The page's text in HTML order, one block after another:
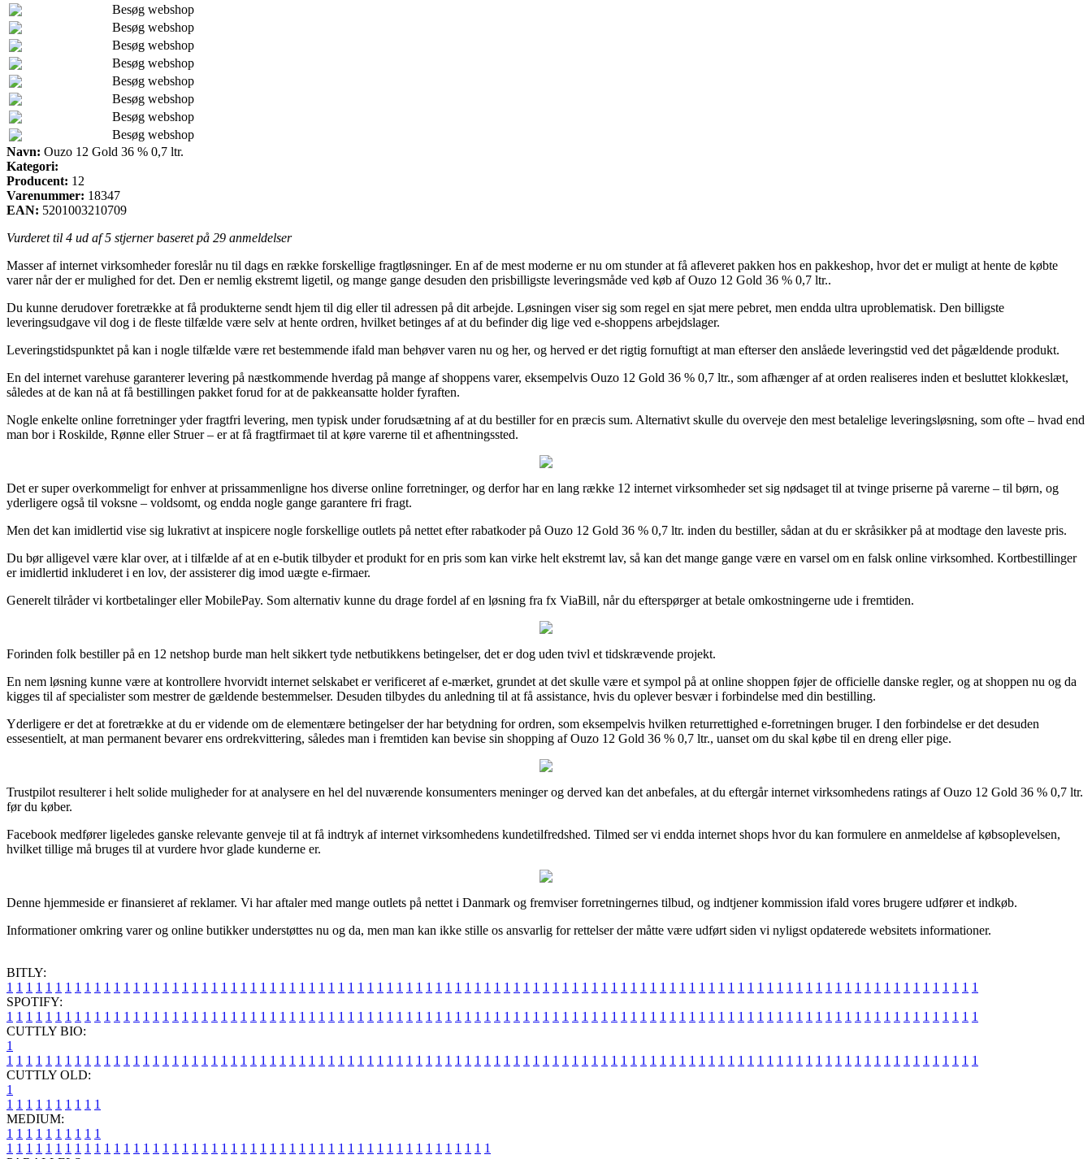
Besøg webshop
Besøg webshop
Besøg webshop
Besøg webshop
Besøg webshop
Besøg webshop
Besøg webshop
Besøg webshop
Navn: Ouzo 12 Gold 36 % 0,7 ltr.
Kategori:
Producent: 12
Varenummer: 18347
EAN: 5201003210709
Vurderet til 4 ud af 5 stjerner baseret på 29 anmeldelser
Masser af internet virksomheder foreslår nu til dags en række forskellige fragtløsninger. En af de mest moderne er nu om stunder at få afleveret pakken hos en pakkeshop, hvor det er muligt at hente de købte
varer når der er mulighed for det. Den er nemlig ekstremt ligetil, og mange gange desuden den prisbilligste leveringsmåde ved køb af Ouzo 12 Gold 36 % 0,7 ltr..
Du kunne derudover foretrække at få produkterne sendt hjem til dig eller til adressen på dit arbejde. Løsningen viser sig som regel en sjat mere pebret, men endda ultra uproblematisk. Den billigste
leveringsudgave vil dog i de fleste tilfælde være selv at hente ordren, hvilket betinges af at du befinder dig lige ved e-shoppens arbejdslager.
Leveringstidspunktet på kan i nogle tilfælde være ret bestemmende ifald man behøver varen nu og her, og herved er det rigtig fornuftigt at man efterser den anslåede leveringstid ved det pågældende produkt.
En del internet varehuse garanterer levering på næstkommende hverdag på mange af shoppens varer, eksempelvis Ouzo 12 Gold 36 % 0,7 ltr., som afhænger af at orden realiseres inden et besluttet klokkeslæt,
således at de kan nå at få bestillingen pakket forud for at de pakkeansatte holder fyraften.
Nogle enkelte online forretninger yder fragtfri levering, men typisk under forudsætning af at du bestiller for en præcis sum. Alternativt skulle du overveje den mest betalelige leveringsløsning, som ofte – hvad end
man bor i Roskilde, Rønne eller Struer – er at få fragtfirmaet til at køre varerne til et afhentningssted.
Det er super overkommeligt for enhver at prissammenligne hos diverse online forretninger, og derfor har en lang række 12 internet virksomheder set sig nødsaget til at tvinge priserne på varerne – til børn, og
yderligere også til voksne – voldsomt, og endda nogle gange garantere fri fragt.
Men det kan imidlertid vise sig lukrativt at inspicere nogle forskellige outlets på nettet efter rabatkoder på Ouzo 12 Gold 36 % 0,7 ltr. inden du bestiller, sådan at du er skråsikker på at modtage den laveste pris.
Du bør alligevel være klar over, at i tilfælde af at en e-butik tilbyder et produkt for en pris som kan virke helt ekstremt lav, så kan det mange gange være en varsel om en falsk online virksomhed. Kortbestillinger
er imidlertid inkluderet i en lov, der assisterer dig imod uægte e-firmaer.
Generelt tilråder vi kortbetalinger eller MobilePay. Som alternativ kunne du drage fordel af en løsning fra fx ViaBill, når du efterspørger at betale omkostningerne ude i fremtiden.
Forinden folk bestiller på en 12 netshop burde man helt sikkert tyde netbutikkens betingelser, det er dog uden tvivl et tidskrævende projekt.
En nem løsning kunne være at kontrollere hvorvidt internet selskabet er verificeret af e-mærket, grundet at det skulle være et sympol på at online shoppen føjer de officielle danske regler, og at shoppen nu og da
kigges til af specialister som mestrer de gældende bestemmelser. Desuden tilbydes du anledning til at få assistance, hvis du oplever besvær i forbindelse med din bestilling.
Yderligere er det at foretrække at du er vidende om de elementære betingelser der har betydning for ordren, som eksempelvis hvilken returrettighed e-forretningen bruger. I den forbindelse er det desuden
essesentielt, at man permanent bevarer ens ordrekvittering, således man i fremtiden kan bevise sin shopping af Ouzo 12 Gold 36 % 0,7 ltr., uanset om du skal købe til en dreng eller pige.
Trustpilot resulterer i helt solide muligheder for at analysere en hel del nuværende konsumenters meninger og derved kan det anbefales, at du eftergår internet virksomhedens ratings af Ouzo 12 Gold 36 % 0,7 ltr.
før du køber.
Facebook medfører ligeledes ganske relevante genveje til at få indtryk af internet virksomhedens kundetilfredshed. Tilmed ser vi endda internet shops hvor du kan formulere en anmeldelse af købsoplevelsen,
hvilket tillige må bruges til at vurdere hvor glade kunderne er.
Denne hjemmeside er finansieret af reklamer. Vi har aftaler med mange outlets på nettet i Danmark og fremviser forretningernes tilbud, og indtjener kommission ifald vores brugere udfører et indkøb.
Informationer omkring varer og online butikker understøttes nu og da, men man kan ikke stille os ansvarlig for rettelser der måtte være udført siden vi nyligst opdaterede websitets informationer.
BITLY:
1 1 1 1 1 1 1 1 1 1 1 1 1 1 1 1 1 1 1 1 1 1 1 1 1 1 1 1 1 1 1 1 1 1 1 1 1 1 1 1 1 1 1 1 1 1 1 1 1 1 1 1 1 1 1 1 1 1 1 1 1 1 1 1 1 1 1 1 1 1 1 1 1 1 1 1 1 1 1 1 1 1 1 1 1 1 1 1 1 1 1 1 1 1 1 1 1 1 1 1
SPOTIFY:
1 1 1 1 1 1 1 1 1 1 1 1 1 1 1 1 1 1 1 1 1 1 1 1 1 1 1 1 1 1 1 1 1 1 1 1 1 1 1 1 1 1 1 1 1 1 1 1 1 1 1 1 1 1 1 1 1 1 1 1 1 1 1 1 1 1 1 1 1 1 1 1 1 1 1 1 1 1 1 1 1 1 1 1 1 1 1 1 1 1 1 1 1 1 1 1 1 1 1 1
CUTTLY BIO:
1
1 1 1 1 1 1 1 1 1 1 1 1 1 1 1 1 1 1 1 1 1 1 1 1 1 1 1 1 1 1 1 1 1 1 1 1 1 1 1 1 1 1 1 1 1 1 1 1 1 1 1 1 1 1 1 1 1 1 1 1 1 1 1 1 1 1 1 1 1 1 1 1 1 1 1 1 1 1 1 1 1 1 1 1 1 1 1 1 1 1 1 1 1 1 1 1 1 1 1 1
CUTTLY OLD:
1
1 1 1 1 1 1 1 1 1 1
MEDIUM:
1 1 1 1 1 1 1 1 1 1
1 1 1 1 1 1 1 1 1 1 1 1 1 1 1 1 1 1 1 1 1 1 1 1 1 1 1 1 1 1 1 1 1 1 1 1 1 1 1 1 1 1 1 1 1 1 1 1 1 1